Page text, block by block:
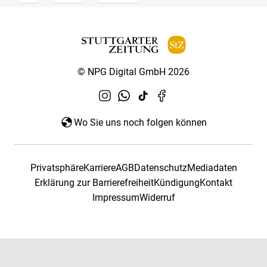
© NPG Digital GmbH 2026
Wo Sie uns noch folgen können
PrivatsphäreKarriereAGBDatenschutzMediadaten
Erklärung zur BarrierefreiheitKündigungKontakt
ImpressumWiderruf